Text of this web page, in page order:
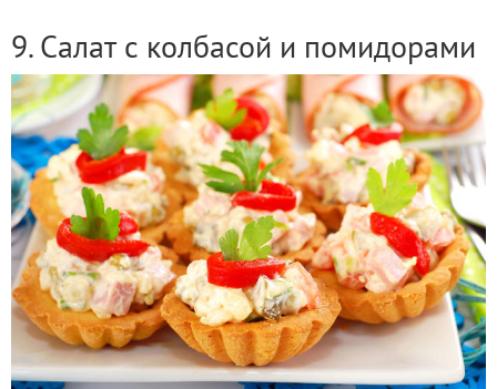
9. Салат с колбасой и помидорами